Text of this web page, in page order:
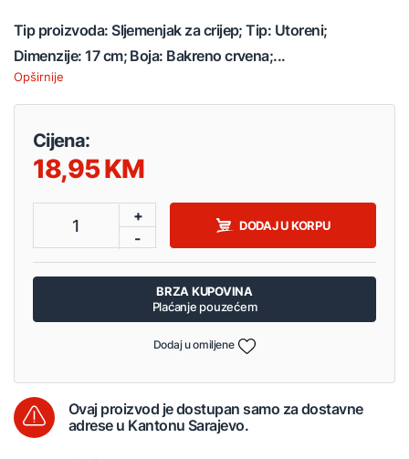
Tip proizvoda: Sljemenjak za crijep; Tip: Utoreni;
Dimenzije: 17 cm; Boja: Bakreno crvena;...
Opširnije
Cijena:
18,95
1
+
-
DODAJ U KORPU
BRZA KUPOVINA
Plaćanje pouzećem
Dodaj u omiljene
Ovaj proizvod je dostupan samo za dostavne
adrese u Kantonu Sarajevo.